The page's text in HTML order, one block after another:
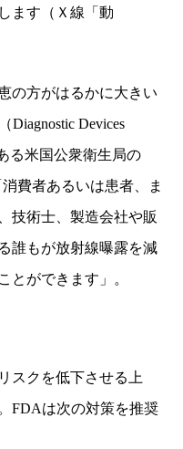
ます（Ｘ線「動
の方がはるかに大きい
Devices
る米国公衆衛生局の
費者あるいは患者、ま
技術士、製造会社や販
誰もが放射線曝露を減
とができます」。
スクを低下させる上
FDAは次の対策を推奨